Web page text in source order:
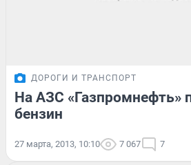
ДОРОГИ И ТРАНСПОРТ
На АЗС «Газпромнефть»
бензин
27 марта, 2013, 10:10 7 067 7